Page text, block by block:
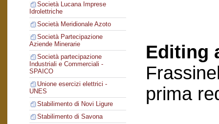
Società Lucana Imprese
Idrolettriche
Società Meridionale Azoto
Società Partecipazione
Aziende Minerarie
Società partecipazione
Industriali e Commerciali -
SPAICO
Unione esercizi elettrici -
UNES
Stabilimento di Novi Ligure
Stabilimento di Savona
Editing
prima